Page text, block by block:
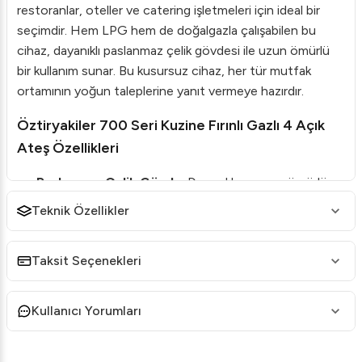
restoranlar, oteller ve catering işletmeleri için ideal bir
seçimdir. Hem LPG hem de doğalgazla çalışabilen bu
cihaz, dayanıklı paslanmaz çelik gövdesi ile uzun ömürlü
bir kullanım sunar. Bu kusursuz cihaz, her tür mutfak
ortamının yoğun taleplerine yanıt vermeye hazırdır.
Öztiryakiler 700 Seri Kuzine Fırınlı Gazlı 4 Açık
Ateş Özellikleri
Paslanmaz Çelik Gövde: Dayanıklı ve uzun ömürlü
kullanım için sağlam yapı.
Sanayi Tip Dökümlü Monoblok Gövde: Monoblok
ventilleri içerir.
Teknik Özellikler
Taksit Seçenekleri
Kullanıcı Yorumları